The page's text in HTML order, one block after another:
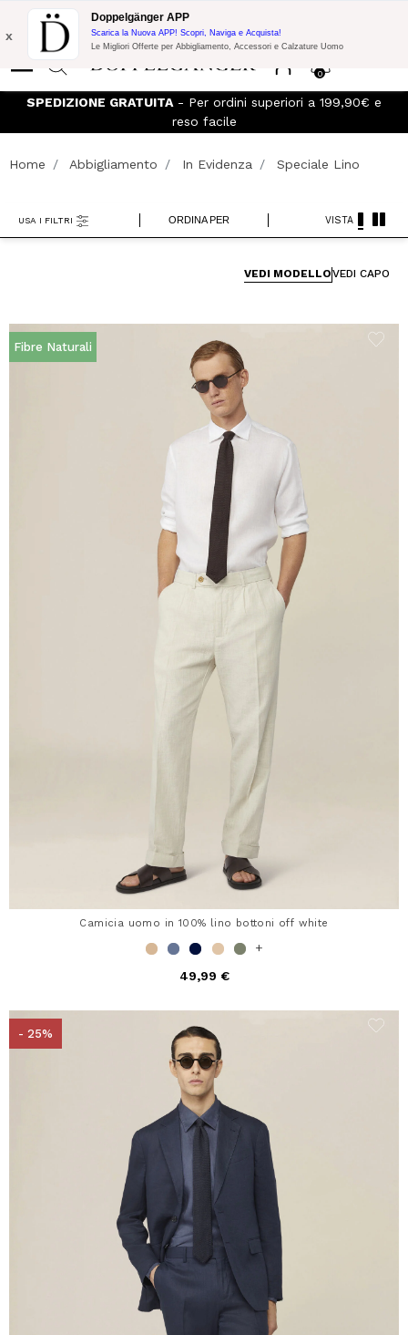
Promo Flash:
10% di Extra Sconto su 300€ di Acquisto con codice:
DOPPEL300
0
x
Doppelgänger APP
Scarica la Nuova APP! Scopri, Naviga e Acquista!
Le Migliori Offerte per Abbigliamento, Accessori e Calzature Uomo
Iscriviti alDoppelganger Club!Scopri tutti i vantaggi e
sconti fino al -20%!
Home Abbigliamento In Evidenza Speciale Lino
ORDINA PER
USA I FILTRI VISTA
VEDI MODELLOVEDI CAPO
Fibre Naturali
Camicia uomo in 100% lino bottoni off white
+
49,99 €
- 25%